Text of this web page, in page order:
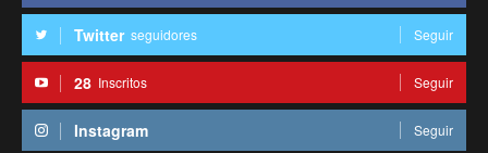
Twitter seguidores Seguir
28 Inscritos Seguir
Instagram Seguir